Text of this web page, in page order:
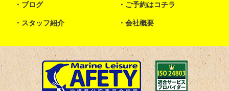
ブログ ご予約はコチラ
スタッフ紹介 会社概要